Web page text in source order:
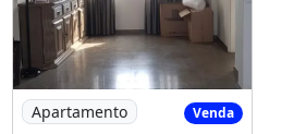
no Edifício Florença
Imagem: Apartamento para venda,
Apartamento Venda